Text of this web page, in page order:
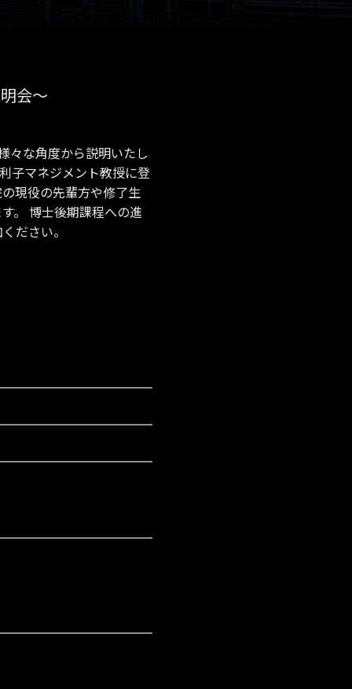
会～
々な角度から説明いたし
子マネジメント教授に登
現役の先輩方や修了生
。 博士後期課程への進
ださい。